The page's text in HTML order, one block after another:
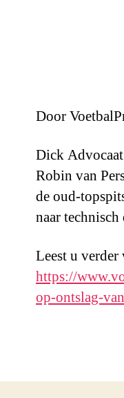
Door
Dick
Robin van
de oud-
naar
Leest u verder
https://
op-ontslag-